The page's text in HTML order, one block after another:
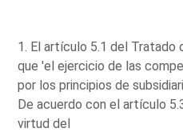
1. El artículo 5.1 del Tratado
que 'el ejercicio de las
por los principios de
De acuerdo con el artículo
virtud del